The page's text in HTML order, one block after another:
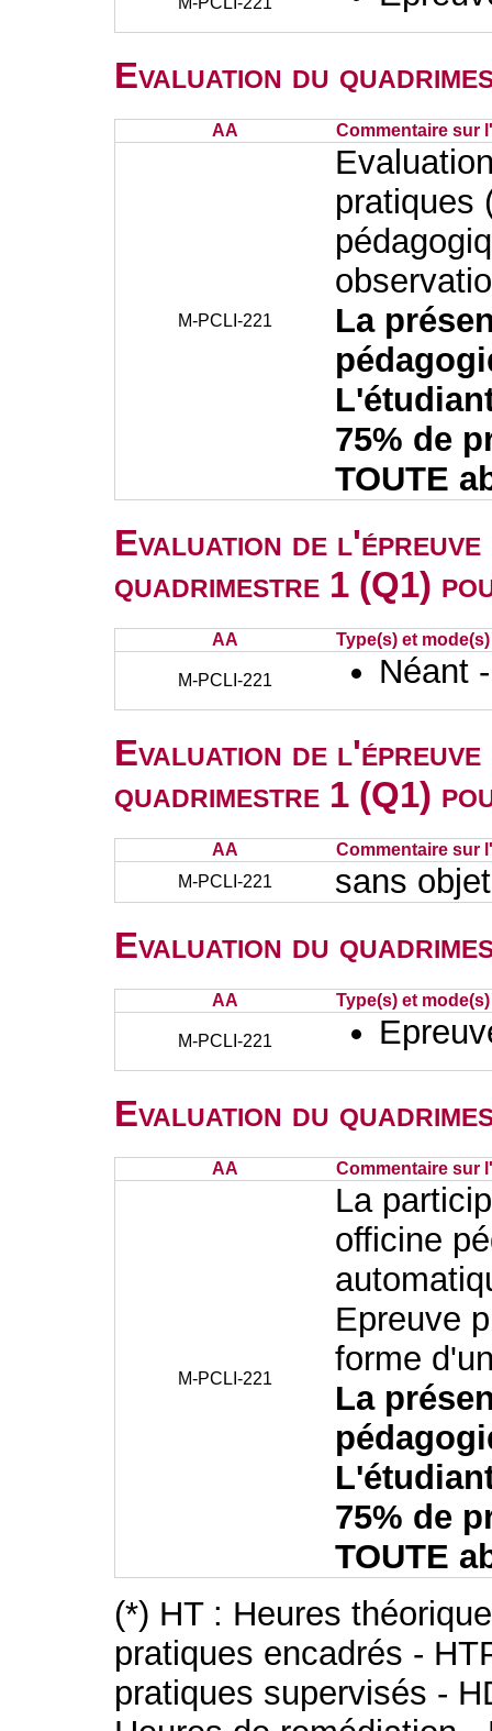
Evaluation du
AA Commentaire sur
M-PCLI-221
pratiques
La
75% de
TOUTE
Evaluation de
quadrimestre 1 (Q1)
AA Type(s) et
M-PCLI-221 Néant
Evaluation de
quadrimestre 1 (Q1)
AA
Commentaire sur
M-PCLI-221
sans objet
Evaluation du
AA Type(s) et
M-PCLI-221
Evaluation du
AA Commentaire sur
M-PCLI-221
La
officine
Epreuve
forme
La
75% de
TOUTE
(*) HT : Heures
pratiques encadrés -
pratiques supervisés -